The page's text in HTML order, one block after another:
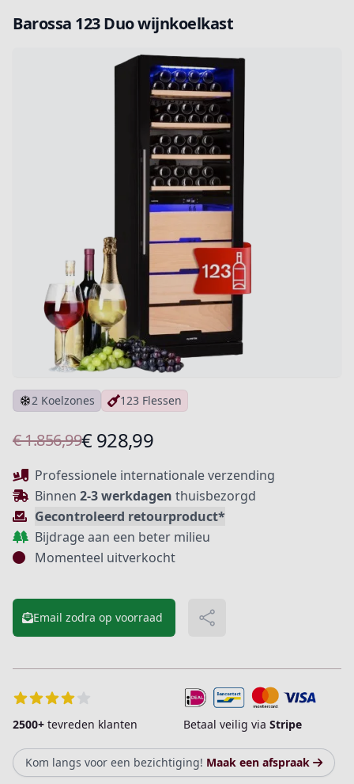
Barossa 123 Duo wijnkoelkast
2 Koelzones 123 Flessen
Product informatie
€ 1.856,99€ 928,99
Beschrijving
Professionele internationale verzending
Binnen 2-3 werkdagen thuisbezorgd
Gecontroleerd retourproduct*
Bijdrage aan een beter milieu
Momenteel uitverkocht
Email zodra op voorraad
2500+ tevreden klanten Betaal veilig via Stripe
Kom langs voor een bezichtiging! Maak een afspraak